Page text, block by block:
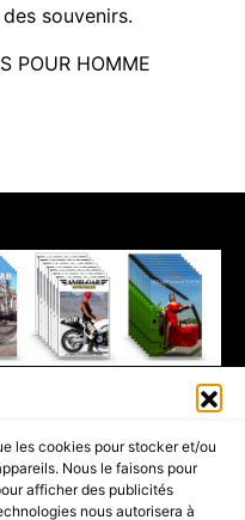
les cookies pour stocker et/ou
Nous le faisons pour
afficher des publicités
nous autorisera à
souvenirs.
POUR HOMME
EDITOR - ADVERTISING